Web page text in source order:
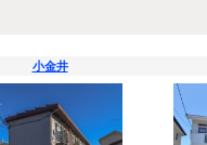
小金井